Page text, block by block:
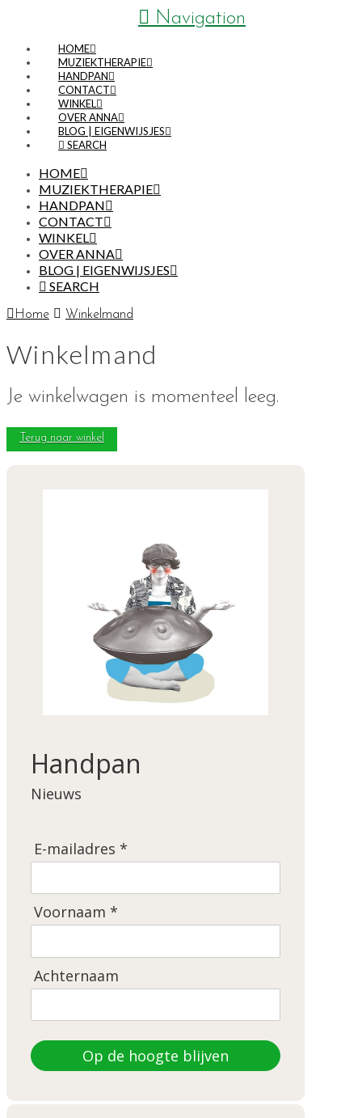
Navigation
HOME
MUZIEKTHERAPIE
HANDPAN
CONTACT
WINKEL
OVER ANNA
BLOG | EIGENWIJSJES
SEARCH
HOME
MUZIEKTHERAPIE
HANDPAN
CONTACT
WINKEL
OVER ANNA
BLOG | EIGENWIJSJES
SEARCH
Home Winkelmand
Winkelmand
Je winkelwagen is momenteel leeg.
Terug naar winkel
Handpan
Nieuws
E-mailadres *
Voornaam *
Achternaam
Op de hoogte blijven